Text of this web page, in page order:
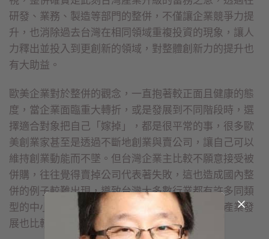
研發、業務、製造等部門的整併，不僅讓企業競爭力提
升，也消除過去台灣在相同領域重複投資的現象，讓人
力釋出並投入到更創新的領域，對整體創新力的提升也
有大助益。
歐美企業對於整併的觀念，一直抱著較正面且健康的態
度，當企業面臨重大轉折，或是發展到不同階段時，選
擇適合對象把自己「嫁掉」，都是很平常的事，很多歐
美創業家甚至是透過不斷地創業與賣公司，讓自己可以
維持創業動能而不墜。但台灣企業主比較不願意接受被
併購，往往覺得賣掉公司代表著失敗，這也造成國內整
併的例子較難出現，導致台灣大多數行業都有許多同類
型的中小型企業，難以與國際級企業競爭，而且產業發
展也比較不容易有更大的創新與突破。